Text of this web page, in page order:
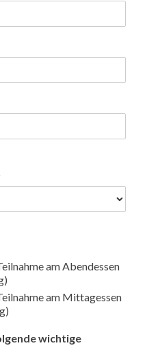
am Abendessen
am Mittagessen
wichtige